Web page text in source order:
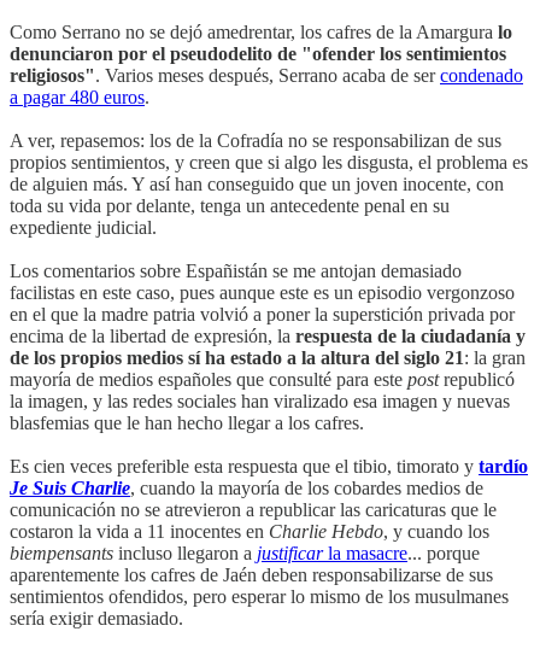
Como Serrano no se dejó amedrentar, los cafres de la Amargura lo
denunciaron por el pseudodelito de "ofender los sentimientos
religiosos". Varios meses después, Serrano acaba de sercondenado
a pagar 480 euros.
A ver, repasemos: los de la Cofradía no se responsabilizan de sus
propios sentimientos, y creen que si algo les disgusta, el problema es
de alguien más. Y así han conseguido que un joven inocente, con
toda su vida por delante, tenga un antecedente penal en su
expediente judicial.
Los comentarios sobre Españistán se me antojan demasiado
facilistas en este caso, pues aunque este es un episodio vergonzoso
en el que la madre patria volvió a poner la superstición privada por
encima de la libertad de expresión, la respuesta de la ciudadanía y
de los propios medios sí ha estado a la altura del siglo 21: la gran
mayoría de medios españoles que consulté para este postrepublicó
la imagen, y las redes sociales han viralizado esa imagen y nuevas
blasfemias que le han hecho llegar a los cafres.
Es cien veces preferible esta respuesta que el tibio, timorato y tardío
Je Suis Charlie, cuando la mayoría de los cobardes medios de
comunicación no se atrevieron a republicar las caricaturas que le
costaron la vida a 11 inocentes en Charlie Hebdo, y cuando los
biempensants incluso llegaron a justificarla masacre... porque
aparentemente los cafres de Jaén deben responsabilizarse de sus
sentimientos ofendidos, pero esperar lo mismo de los musulmanes
sería exigir demasiado.